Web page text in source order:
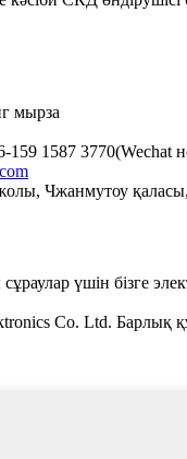
мырза
1587 3770(Wechat
Чжанмутоу
сұраулар үшін
Co. Ltd. Барлық